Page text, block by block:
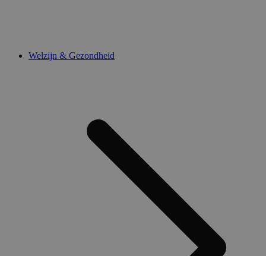
Welzijn & Gezondheid